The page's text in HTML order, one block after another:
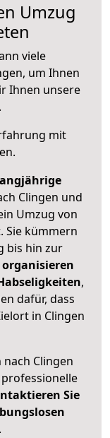
Umzug
viele
um Ihnen
Ihnen unsere
mit
.
Clingen und
Umzug von
Sie kümmern
bis hin zur
organisieren
,
dafür, dass
in Clingen
Clingen
Sie